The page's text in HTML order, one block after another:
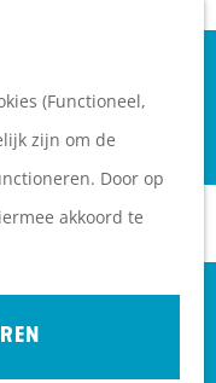
(Functioneel,
zijn om de
Door op
akkoord te